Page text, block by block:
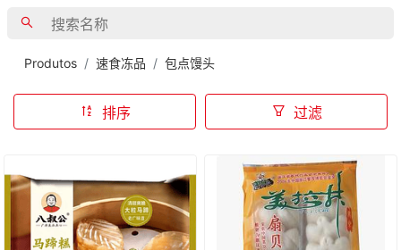
Produtos 速食冻品 包点馒头
排序 过滤